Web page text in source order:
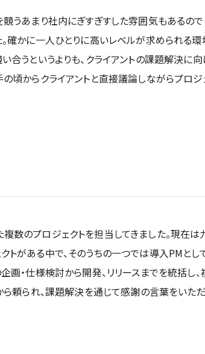
うあまり社内にぎすぎすした雰囲気もあるの
確かに一人ひとりに高いレベルが求められる
合うというよりも、クライアントの課題解決に
頃からクライアントと直接議論しながらプロ
のプロジェクトを担当してきました。現在は
がある中で、そのうちの一つでは導入PMとし
画・仕様検討から開発、リリースまでを統括
ら頼られ、課題解決を通じて感謝の言葉をいた